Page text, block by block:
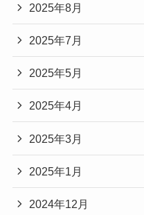
2025年8月
2025年7月
2025年5月
2025年4月
2025年3月
2025年1月
2024年12月